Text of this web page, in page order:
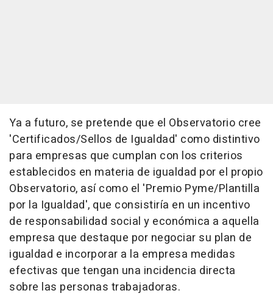
Ya a futuro, se pretende que el Observatorio cree
'Certificados/Sellos de Igualdad' como distintivo
para empresas que cumplan con los criterios
establecidos en materia de igualdad por el propio
Observatorio, así como el 'Premio Pyme/Plantilla
por la Igualdad', que consistiría en un incentivo
de responsabilidad social y económica a aquella
empresa que destaque por negociar su plan de
igualdad e incorporar a la empresa medidas
efectivas que tengan una incidencia directa
sobre las personas trabajadoras.